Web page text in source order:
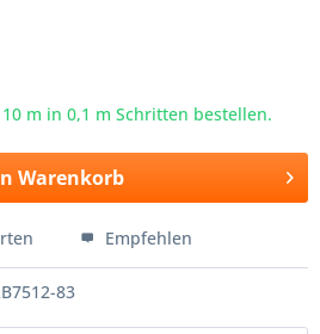
10 m in 0,1 m Schritten bestellen.
Warenkorb
Empfehlen
83